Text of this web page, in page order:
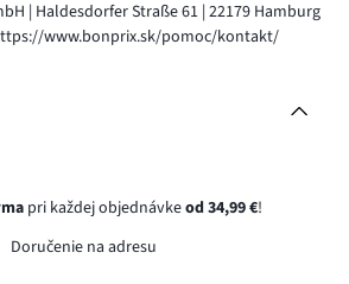
| Haldesdorfer Straße 61 | 22179 Hamburg
www.bonprix.sk/pomoc/kontakt/
pri každej objednávkeod 34,99 €!
Doručenie na adresu